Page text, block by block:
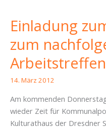
müssen
Forderungen
aufstellen
Einladung
zum
Arbeitstreffen
14. März 2012
Am kommenden
wieder Zeit für
Kulturathaus der Dresdner